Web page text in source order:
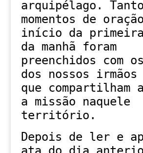
arquipélago.
momentos de
início da primeira
da manhã foram
preenchidos com
dos nossos
que compartilham
a missão naquele
território.
Depois de ler e